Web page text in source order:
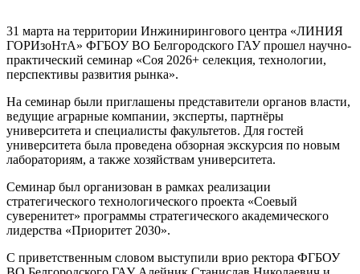
31 марта на территории Инжинирингового центра «ЛИНИЯ
ГОРИзоНтА» ФГБОУ ВО Белгородского ГАУ прошел научно-
практический семинар «Соя 2026+ селекция, технологии,
перспективы развития рынка».
На семинар были приглашены представители органов власти,
ведущие аграрные компании, эксперты, партнёры
университета и специалисты факультетов. Для гостей
университета была проведена обзорная экскурсия по новым
лабораториям, а также хозяйствам университета.
Семинар был организован в рамках реализации
стратегического технологического проекта «Соевый
суверенитет» программы стратегического академического
лидерства «Приоритет 2030».
С приветственным словом выступили врио ректора ФГБОУ